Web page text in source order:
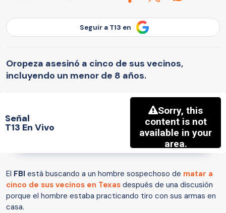
Seguir a T13 en
Oropeza asesinó a cinco de sus vecinos,
incluyendo un menor de 8 años.
Señal
T13 En Vivo
El FBI está buscando a un hombre sospechoso de matar a
cinco de sus vecinos en Texas después de una discusión
porque el hombre estaba practicando tiro con sus armas en
casa.